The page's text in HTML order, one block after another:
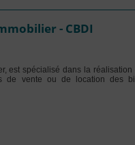
- CBDI
est spécialisé dans la réalisation
de vente ou de location des